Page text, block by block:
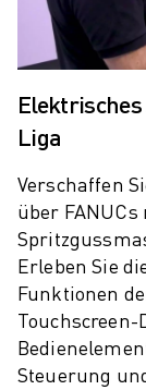
FALLBEISPIELE
LÖSUNGEN
ALLE BRANCHEN
LUFT- UND
ELEKTRISCHE
LEBENSMITTEL UND
MEDIZIN
KUNSTSTOFFE
LAGERHALTUNG,
APPLIKATIONEN
Liga
Verschaffen
über
Erleben Sie
Funktionen
Steuerung